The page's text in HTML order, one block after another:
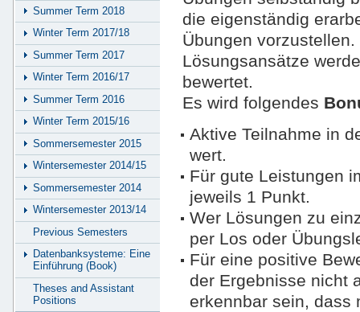
die eigenständig
Übungen
Lösungsansätze
bewertet.
Es wird folgendes
Aktive Teilnahme in
wert.
Für gute Leistungen
jeweils 1 Punkt.
Wer Lösungen zu
per Los oder
Für eine positive
der Ergebnisse nicht
erkennbar sein, dass
Summer Term 2018
Winter Term 2017/18
Summer Term 2017
Winter Term 2016/17
Summer Term 2016
Winter Term 2015/16
Sommersemester 2015
Wintersemester 2014/15
Sommersemester 2014
Wintersemester 2013/14
Previous Semesters
Datenbanksysteme: Eine
Einführung (Book)
Theses and Assistant
Positions